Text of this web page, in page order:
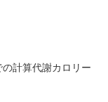
計算代謝カロリー